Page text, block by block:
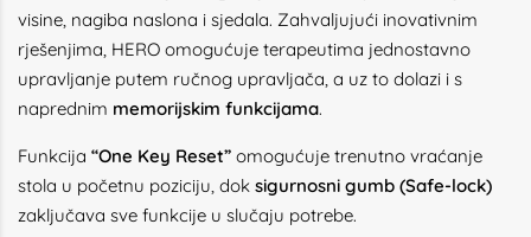
visine, nagiba naslona i sjedala. Zahvaljujući inovativnim
rješenjima, HERO omogućuje terapeutima jednostavno
upravljanje putem ručnog upravljača, a uz to dolazi i s
naprednim memorijskim funkcijama.
Funkcija “One Key Reset” omogućuje trenutno vraćanje
stola u početnu poziciju, dok sigurnosni gumb (Safe-lock)
zaključava sve funkcije u slučaju potrebe.